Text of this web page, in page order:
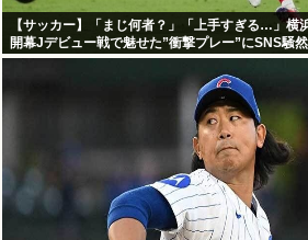
【サッカー】「まじ何者？」「上手すぎる…」横
開幕Jデビュー戦で魅せた”衝撃プレー”にSNS騒